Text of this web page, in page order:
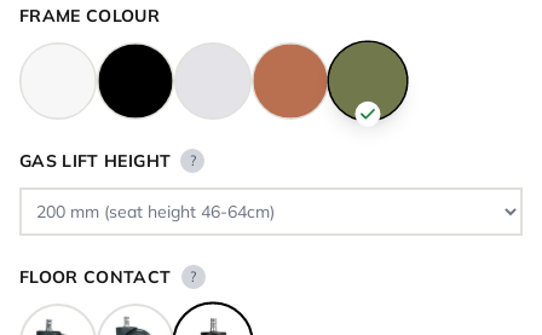
FRAME COLOUR
GAS LIFT HEIGHT ?
FLOOR CONTACT ?